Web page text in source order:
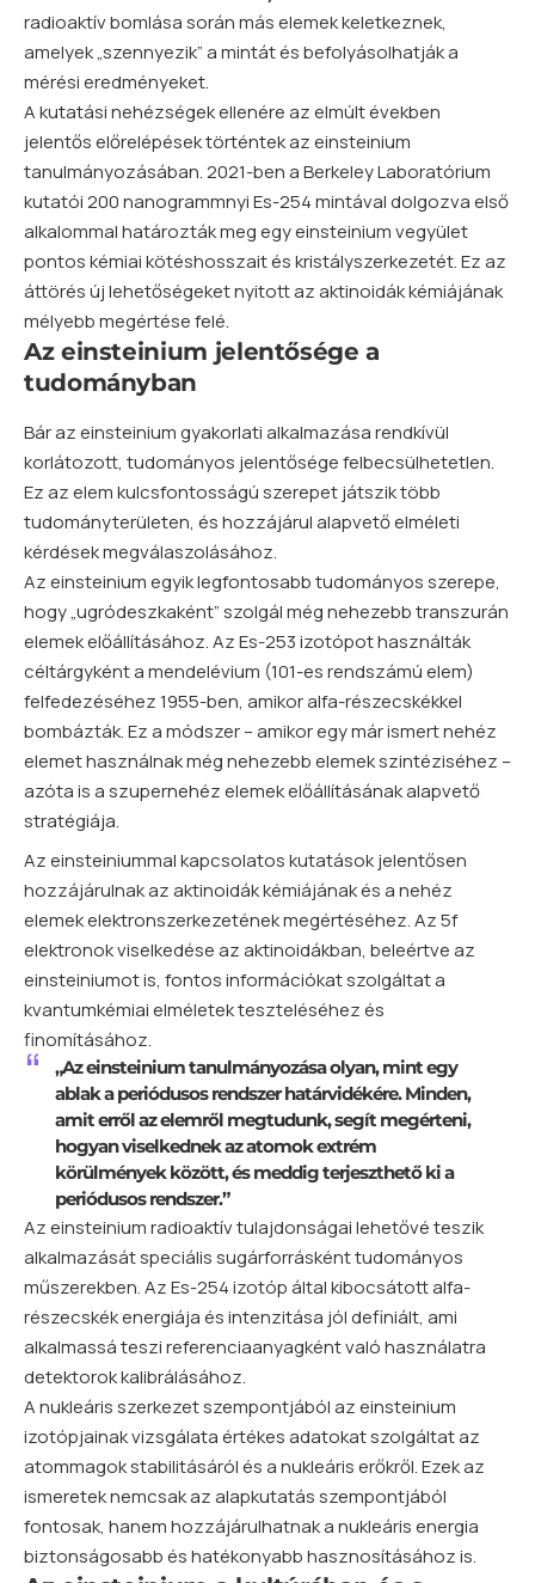
radioaktív bomlása során más elemek keletkeznek,
amelyek „szennyezik” a mintát és befolyásolhatják a
mérési eredményeket.
A kutatási nehézségek ellenére az elmúlt években
jelentős előrelépések történtek az einsteinium
tanulmányozásában. 2021-ben a Berkeley Laboratórium
kutatói 200 nanogrammnyi Es-254 mintával dolgozva első
alkalommal határozták meg egy einsteinium vegyület
pontos kémiai kötéshosszait és kristályszerkezetét. Ez az
áttörés új lehetőségeket nyitott az aktinoidák kémiájának
mélyebb megértése felé.
Az einsteinium jelentősége a
tudományban
Bár az einsteinium gyakorlati alkalmazása rendkívül
korlátozott, tudományos jelentősége felbecsülhetetlen.
Ez az elem kulcsfontosságú szerepet játszik több
tudományterületen, és hozzájárul alapvető elméleti
kérdések megválaszolásához.
Az einsteinium egyik legfontosabb tudományos szerepe,
hogy „ugródeszkaként” szolgál még nehezebb transzurán
elemek előállításához. Az Es-253 izotópot használták
céltárgyként a mendelévium (101-es rendszámú elem)
felfedezéséhez 1955-ben, amikor alfa-részecskékkel
bombázták. Ez a módszer – amikor egy már ismert nehéz
elemet használnak még nehezebb elemek szintéziséhez –
azóta is a szupernehéz elemek előállításának alapvető
stratégiája.
Az einsteiniummal kapcsolatos kutatások jelentősen
hozzájárulnak az aktinoidák kémiájának és a nehéz
elemek elektronszerkezetének megértéséhez. Az 5f
elektronok viselkedése az aktinoidákban, beleértve az
einsteiniumot is, fontos információkat szolgáltat a
kvantumkémiai elméletek teszteléséhez és
finomításához.
„Az einsteinium tanulmányozása olyan, mint egy
ablak a periódusos rendszer határvidékére. Minden,
amit erről az elemről megtudunk, segít megérteni,
hogyan viselkednek az atomok extrém
körülmények között, és meddig terjeszthető ki a
periódusos rendszer.”
Az einsteinium radioaktív tulajdonságai lehetővé teszik
alkalmazását speciális sugárforrásként tudományos
műszerekben. Az Es-254 izotóp által kibocsátott alfa-
részecskék energiája és intenzitása jól definiált, ami
alkalmassá teszi referenciaanyagként való használatra
detektorok kalibrálásához.
A nukleáris szerkezet szempontjából az einsteinium
izotópjainak vizsgálata értékes adatokat szolgáltat az
atommagok stabilitásáról és a nukleáris erőkről. Ezek az
ismeretek nemcsak az alapkutatás szempontjából
fontosak, hanem hozzájárulhatnak a nukleáris energia
biztonságosabb és hatékonyabb hasznosításához is.